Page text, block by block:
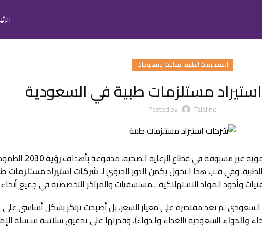
المستلزمات الطبية, مقالات ومعلومات
مستلزمات طبية في السعودية
Posted by Talaline
غير مسبوقة في قطاع الرعاية الصحية، مدفوعة بأهدافرؤية 2030
وفي قلب هذا التحول يكمن الدور الحيوي لـشركات استيراد مستلزمات
وأجود المواد الاستهلاكية للمستشفيات والمراكز التخصصية في جميع
السعودي لم تعد مقتصرة على معيار السعر، بل أصبحت ترتكز بشكل أساسي
والدواء السعودية (الغذاء والدواء)، وقدرتها على تحقيق سلاسة سلسلة